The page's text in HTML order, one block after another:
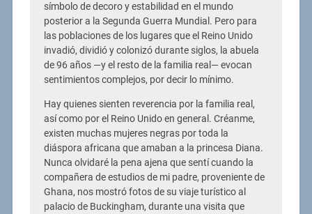
símbolo de decoro y estabilidad en el mundo
posterior a la Segunda Guerra Mundial. Pero para
las poblaciones de los lugares que el Reino Unido
invadió, dividió y colonizó durante siglos, la abuela
de 96 años —y el resto de la familia real— evocan
sentimientos complejos, por decir lo mínimo.
Hay quienes sienten reverencia por la familia real,
así como por el Reino Unido en general. Créanme,
existen muchas mujeres negras por toda la
diáspora africana que amaban a la princesa Diana.
Nunca olvidaré la pena ajena que sentí cuando la
compañera de estudios de mi padre, proveniente de
Ghana, nos mostró fotos de su viaje turístico al
palacio de Buckingham, durante una visita que